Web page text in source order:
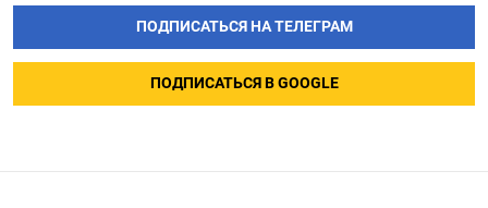
ПОДПИСАТЬСЯ НА ТЕЛЕГРАМ
ПОДПИСАТЬСЯ В GOOGLE